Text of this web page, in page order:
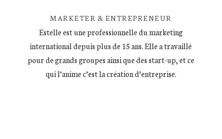
MARKETER & ENTREPRENEUR
Estelle est une professionnelle du marketing
international depuis plus de 15 ans. Elle a travaillé
pour de grands groupes ainsi que des start-up, et ce
qui l’anime c’est la création d’entreprise.